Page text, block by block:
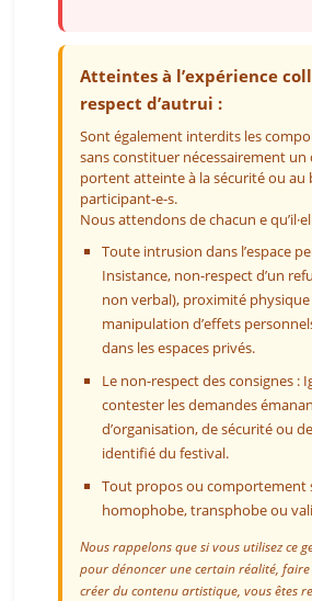
Atteintes à l’expérience
respect d’autrui :
Sont également interdits les
sans constituer nécessairement un
portent atteinte à la sécurité ou au
participant-e-s.
Nous attendons de chacun e
Toute intrusion dans l’espace
Insistance, non-respect d’un
non verbal), proximité
manipulation d’effets
dans les espaces privés.
Le non-respect des consignes :
contester les demandes
d’organisation, de sécurité ou
identifié du festival.
Tout propos ou comportement
homophobe, transphobe ou
Nous rappelons que si vous utilisez ce
pour dénoncer une certain réalité, faire
créer du contenu artistique, vous êtes